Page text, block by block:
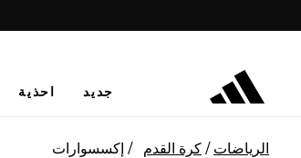
جديد احذية
الرياضات كرة القدم إكسسوارات